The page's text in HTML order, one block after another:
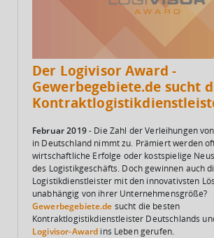
Der Logivisor Award -
Gewerbegebiete.de sucht
Februar 2019- Die Zahl der Verleihungen
in Deutschland nimmt zu. Prämiert werden
wirtschaftliche Erfolge oder kostspielige
des Logistikgeschäfts. Doch gewinnen auch
Logistikdienstleister mit den innovativsten
unabhängig von ihrer Unternehmensgröße?
Gewerbegebiete.de sucht die besten
Kontraktlogistikdienstleister Deutschlands
Logivisor-Award ins Leben gerufen.